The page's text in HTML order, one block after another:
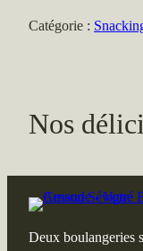
végé
Catégorie :
Nos
Deux boulangeries